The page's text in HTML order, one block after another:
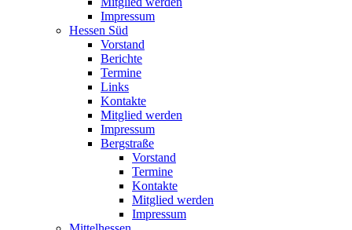
Impressum
Hessen Süd
Vorstand
Berichte
Termine
Links
Kontakte
Mitglied werden
Impressum
Bergstraße
Vorstand
Termine
Kontakte
Mitglied werden
Impressum